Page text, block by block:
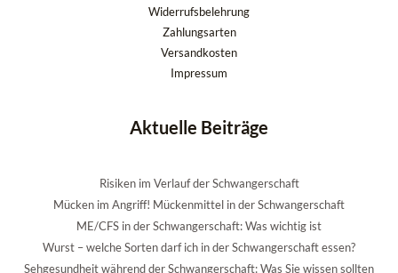
Widerrufsbelehrung
Zahlungsarten
Versandkosten
Impressum
Aktuelle Beiträge
Risiken im Verlauf der Schwangerschaft
Mücken im Angriff! Mückenmittel in der Schwangerschaft
ME/CFS in der Schwangerschaft: Was wichtig ist
Wurst – welche Sorten darf ich in der Schwangerschaft essen?
Sehgesundheit während der Schwangerschaft: Was Sie wissen sollten